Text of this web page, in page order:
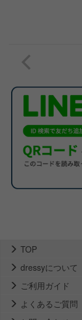
TOP
dressyについて
ご利用ガイド
よくあるご質問